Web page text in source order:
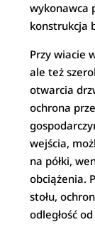
wykonawca
konstrukcja
Przy wiacie
ale też
otwarcia
ochrona
wejścia,
na półki,
obciążenia.
stołu,
odległość